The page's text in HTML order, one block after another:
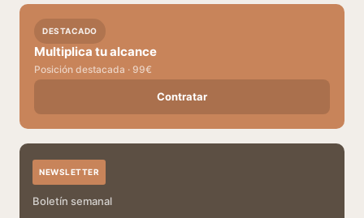
DESTACADO
Multiplica tu alcance
Posición destacada · 99€
Contratar
NEWSLETTER
Boletín semanal